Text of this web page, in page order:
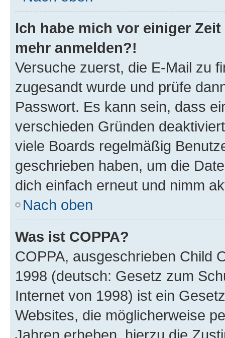
Ich habe mich vor einiger
mehr anmelden?!
Versuche zuerst, die E-Mail zu
zugesandt wurde und prüfe
Passwort. Es kann sein, dass
verschieden Gründen
viele Boards regelmäßig
geschrieben haben, um die
dich einfach erneut und nimm
Nach oben
Was ist COPPA?
COPPA, ausgeschrieben Child
1998 (deutsch: Gesetz zum
Internet von 1998) ist ein
Websites, die möglicherweise
Jahren erheben, hierzu die